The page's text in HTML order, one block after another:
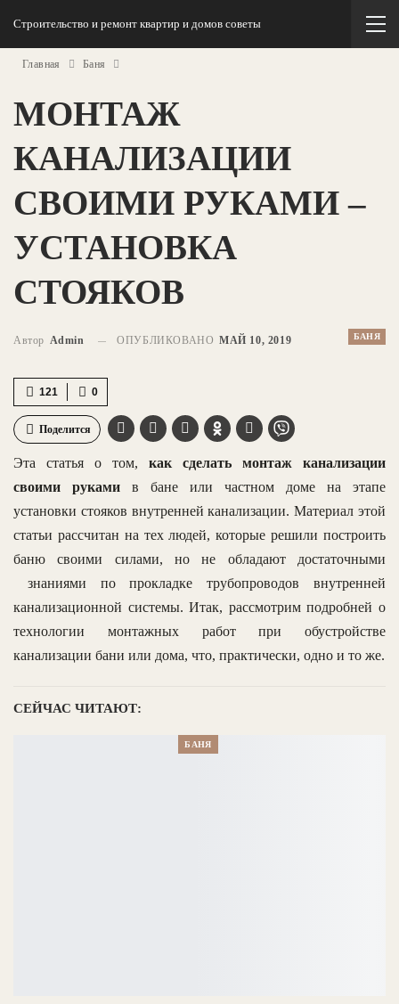
Строительство и ремонт квартир и домов советы
Главная Баня
МОНТАЖ
КАНАЛИЗАЦИИ
СВОИМИ РУКАМИ –
УСТАНОВКА
СТОЯКОВ
БАНЯ
Автор Admin ОПУБЛИКОВАНО МАЙ 10, 2019
0
121
Поделится
Эта статья о том, как
сделать монтаж канализации
своими руками в бане или частном доме на этапе
установки стояков внутренней канализации. Материал этой
статьи рассчитан на тех людей, которые решили построить
баню своими силами, но не обладают достаточными
знаниями по прокладке трубопроводов внутренней
канализационной системы. Итак, рассмотрим подробней о
технологии монтажных работ при обустройстве
канализации бани или дома, что, практически, одно и то же.
СЕЙЧАС ЧИТАЮТ:
БАНЯ